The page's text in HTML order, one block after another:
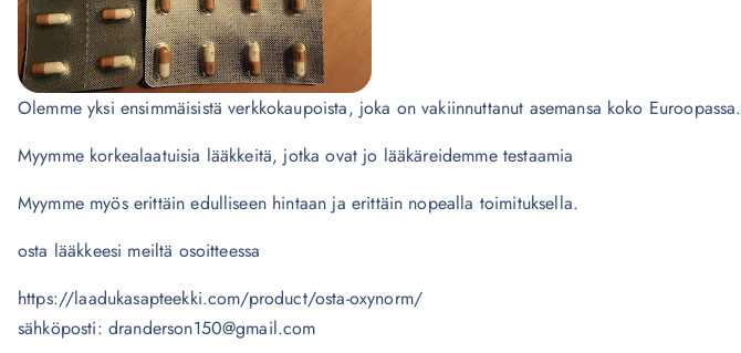
Olemme yksi ensimmäisistä verkkokaupoista, joka on vakiinnuttanut asemansa koko Euroopassa.
Myymme korkealaatuisia lääkkeitä, jotka ovat jo lääkäreidemme testaamia
Myymme myös erittäin edulliseen hintaan ja erittäin nopealla toimituksella.
osta lääkkeesi meiltä osoitteessa
https://laadukasapteekki.com/product/osta-oxynorm/
sähköposti: dranderson150@gmail.com